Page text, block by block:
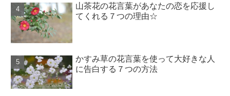
山茶花の花言葉があなたの恋を応援し
てくれる７つの理由☆
かすみ草の花言葉を使って大好きな人
に告白する７つの方法